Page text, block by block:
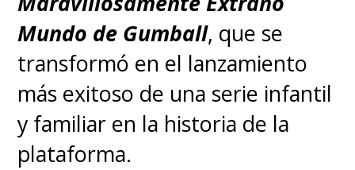
Mundo de Gumball, que se
transformó en el lanzamiento
más exitoso de una serie infantil
y familiar en la historia de la
plataforma.